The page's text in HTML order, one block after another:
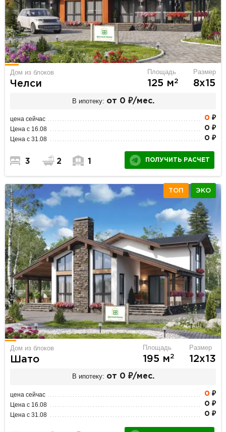
Дом из блоков
Челси
Площадь
125 м2
Размер
8х15
В ипотеку: от 0 ₽/мес.
цена сейчас 0 ₽
Цена с 16.08 0 ₽
Цена с 31.08 0 ₽
3 2 1 ПОЛУЧИТЬ РАСЧЕТ
ТОП ЭКО
Дом из блоков
Шато
Площадь
195 м2
Размер
12х13
В ипотеку: от 0 ₽/мес.
цена сейчас 0 ₽
Цена с 16.08 0 ₽
Цена с 31.08 0 ₽